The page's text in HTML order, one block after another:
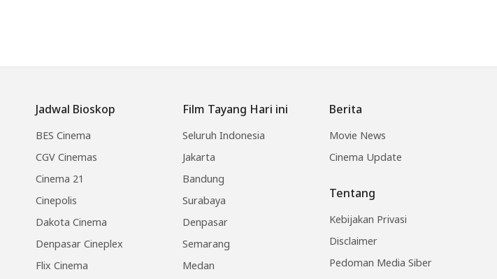
Jadwal Bioskop
BES Cinema
CGV Cinemas
Cinema 21
Cinepolis
Dakota Cinema
Denpasar Cineplex
Flix Cinema
Film Tayang Hari ini
Seluruh Indonesia
Jakarta
Bandung
Surabaya
Denpasar
Semarang
Medan
Berita
Movie News
Cinema Update
Tentang
Kebijakan Privasi
Disclaimer
Pedoman Media Siber